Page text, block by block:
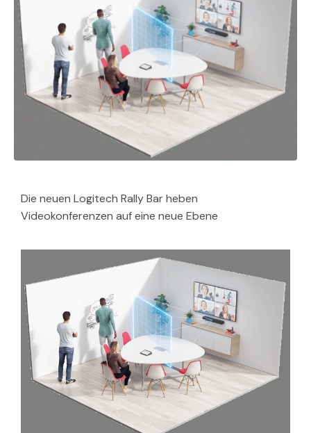
Die neuen Logitech Rally Bar heben
Videokonferenzen auf eine neue Ebene